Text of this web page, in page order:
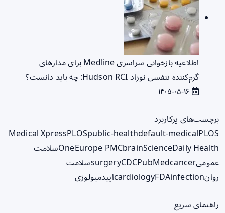
اطلاعیه بازخوانی سراسری Medline برای مدارهای
گرم‌کننده تنفسی نوزاد Hudson RCI: چه باید دانست؟
برچسب‌های پرکاربرد
Medical XpressPLOSpublic-healthdefault-medicalPLOS
OneEurope PMCbrainScienceDaily Health
سلامت
عمومی
surgeryCDCPubMedcancer
سلامت
روان
cardiologyFDAinfection اپیدمیولوژی
راهنمای سریع